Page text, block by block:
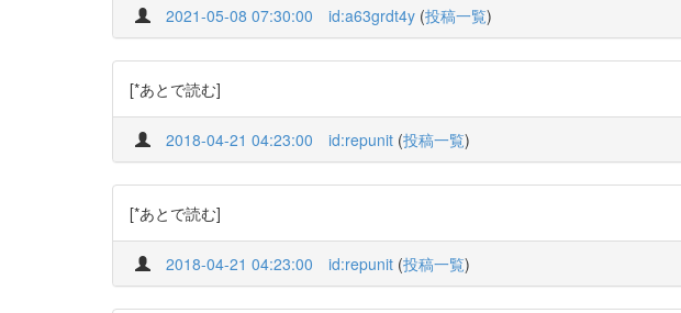
2021-05-08 07:30:00 id:a63grdt4y (投稿一覧)
[*あとで読む]
2018-04-21 04:23:00 id:repunit (投稿一覧)
[*あとで読む]
2018-04-21 04:23:00 id:repunit (投稿一覧)